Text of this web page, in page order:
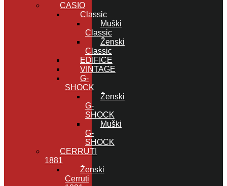
CASIO
Classic
Muški
Classic
Ženski
Classic
EDIFICE
VINTAGE
G-
SHOCK
Ženski
G-
SHOCK
Muški
G-
SHOCK
CERRUTI
1881
Ženski
Cerruti